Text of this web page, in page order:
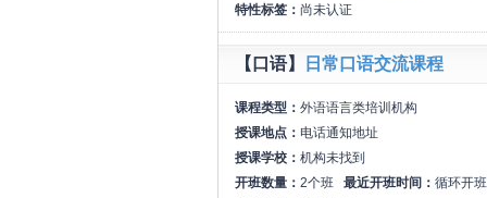
特性标签： 尚未认证
【口语】 日常口语交流课程
课程类型： 外语语言类培训机构
授课地点： 电话通知地址
授课学校： 机构未找到
开班数量： 2个班 最近开班时间： 循环开班